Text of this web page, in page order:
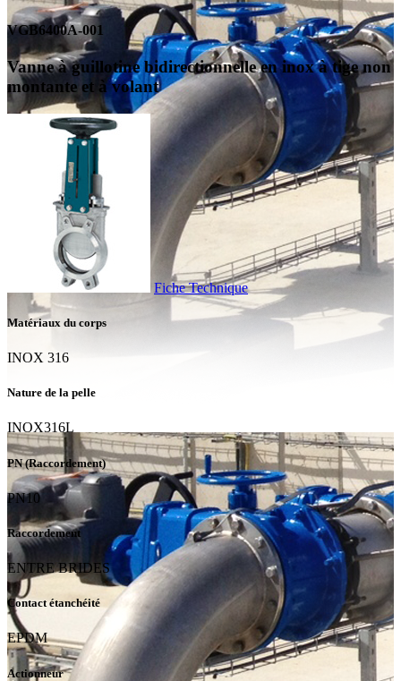
VGB6400A-001
Vanne à guillotine bidirectionnelle en inox à tige non
montante et à volant
Fiche Technique
Matériaux du corps
INOX 316
Nature de la pelle
INOX316L
PN (Raccordement)
PN10
Raccordement
ENTRE BRIDES
Contact étanchéité
EPDM
Actionneur